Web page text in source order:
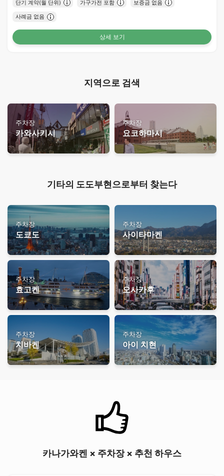
단기 계약(월 단위) 가구가전 포함 보증금 없음
사례금 없음
상세 보기
지역으로 검색
주차장
카와사키시
주차장
요코하마시
기타의 도도부현으로부터 찾는다
주차장
도쿄도
주차장
사이타마켄
주차장
효고켄
주차장
오사카후
주차장
치바켄
주차장
아이 치현
카나가와켄 × 주차장 × 추천 하우스